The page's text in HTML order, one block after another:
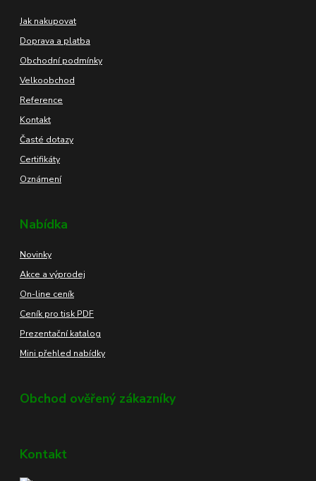
Jak nakupovat
Doprava a platba
Obchodní podmínky
Velkoobchod
Reference
Kontakt
Časté dotazy
Certifikáty
Oznámení
Nabídka
Novinky
Akce a výprodej
On-line ceník
Ceník pro tisk PDF
Prezentační katalog
Mini přehled nabídky
Obchod ověřený zákazníky
Kontakt